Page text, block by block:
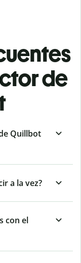
de
Quillbot
a la vez?
con el